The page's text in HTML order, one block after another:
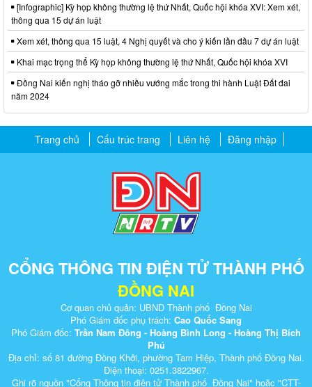
[Infographic] Kỳ họp không thường lệ thứ Nhất, Quốc hội khóa XVI: Xem xét,
thông qua 15 dự án luật
Xem xét, thông qua 15 luật, 4 Nghị quyết và cho ý kiến lần đầu 7 dự án luật
Khai mạc trọng thể Kỳ họp không thường lệ thứ Nhất, Quốc hội khóa XVI
Đồng Nai kiến nghị tháo gỡ nhiều vướng mắc trong thi hành Luật Đất đai
năm 2024
Trang chủ Cấu trúc trang Liên hệ Đăng nhập
CỔNG THÔNG TIN ĐIỆN TỬ THÀNH PHỐ
ĐỒNG NAI
Cơ quan chủ quản: UBND Thành phố Đồng Nai
Phó Giám đốc phụ trách: Cao Quốc Sang
Phó Giám đốc: Trần Nam Đông - Hoàng Bình Long - Hoàng Thị Bích
Phú
Địa chỉ: số 81 đường Đồng Khởi, phường Tam Hiệp, Thành phố Đồng Nai.
Điện thoại: 0251.3822967.
Ghi rõ nguồn "Cổng Thông tin điện tử Thành phố Đồng Nai" hoặc "CTT-